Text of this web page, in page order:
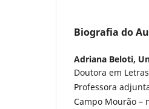
Biografia do
Adriana Beloti,
Doutora em
Professora
Campo Mourão –